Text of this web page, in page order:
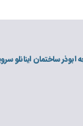
ابوذر ساختمان اینانلو